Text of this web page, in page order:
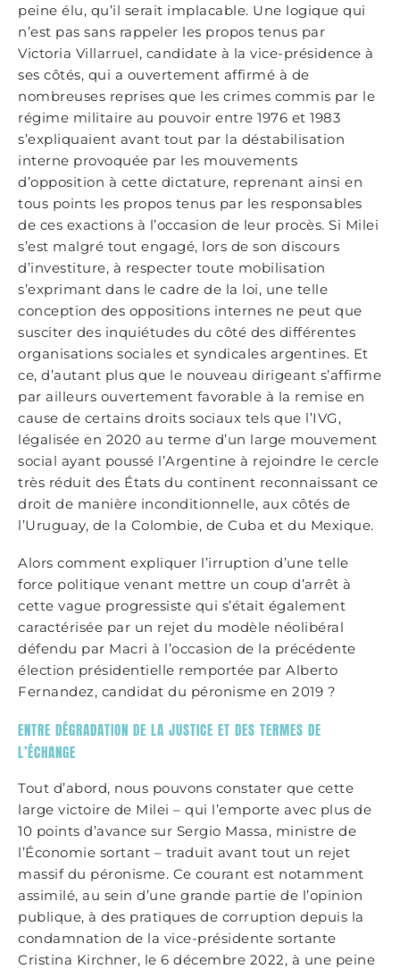
peine élu, qu’il serait implacable. Une logique qui
n’est pas sans rappeler les propos tenus par
Victoria Villarruel, candidate à la vice-présidence à
ses côtés, qui a ouvertement affirmé à de
nombreuses reprises que les crimes commis par le
régime militaire au pouvoir entre 1976 et 1983
s’expliquaient avant tout par la déstabilisation
interne provoquée par les mouvements
d’opposition à cette dictature, reprenant ainsi en
tous points les propos tenus par les responsables
de ces exactions à l’occasion de leur procès. Si Milei
s’est malgré tout engagé, lors de son discours
d’investiture, à respecter toute mobilisation
s’exprimant dans le cadre de la loi, une telle
conception des oppositions internes ne peut que
susciter des inquiétudes du côté des différentes
organisations sociales et syndicales argentines. Et
ce, d’autant plus que le nouveau dirigeant s’affirme
par ailleurs ouvertement favorable à la remise en
cause de certains droits sociaux tels que l’IVG,
légalisée en 2020 au terme d’un large mouvement
social ayant poussé l’Argentine à rejoindre le cercle
très réduit des États du continent reconnaissant ce
droit de manière inconditionnelle, aux côtés de
l’Uruguay, de la Colombie, de Cuba et du Mexique.
Alors comment expliquer l’irruption d’une telle
force politique venant mettre un coup d’arrêt à
cette vague progressiste qui s’était également
caractérisée par un rejet du modèle néolibéral
défendu par Macri à l’occasion de la précédente
élection présidentielle remportée par Alberto
Fernandez, candidat du péronisme en 2019 ?
ENTRE DÉGRADATION DE LA JUSTICE ET DES TERMES DE
L’ÉCHANGE
Tout d’abord, nous pouvons constater que cette
large victoire de Milei – qui l’emporte avec plus de
10 points d’avance sur Sergio Massa, ministre de
l’Économie sortant – traduit avant tout un rejet
massif du péronisme. Ce courant est notamment
assimilé, au sein d’une grande partie de l’opinion
publique, à des pratiques de corruption depuis la
condamnation de la vice-présidente sortante
Cristina Kirchner, le 6 décembre 2022, à une peine